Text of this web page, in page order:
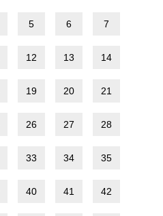
5 6 7
12 13 14
19 20 21
26 27 28
33 34 35
40 41 42